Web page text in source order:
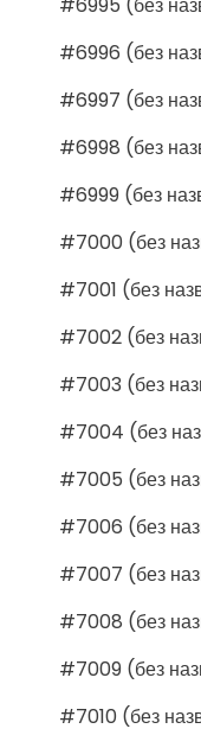
#6996 (без
#6997 (без
#6998 (без
#6999 (без
#7000 (без
#7001 (без
#7002 (без
#7003 (без
#7004 (без
#7005 (без
#7006 (без
#7007 (без
#7008 (без
#7009 (без
#7010 (без